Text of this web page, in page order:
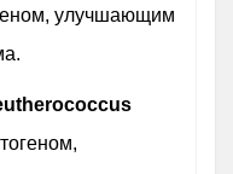
улучшающим